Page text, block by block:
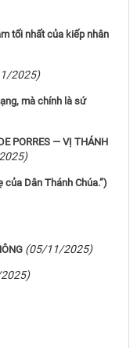
tối nhất của kiếp nhân
2025)
mà chính là sứ
PORRES — VỊ THÁNH
của Dân Thánh Chúa.”)
(05/11/2025)